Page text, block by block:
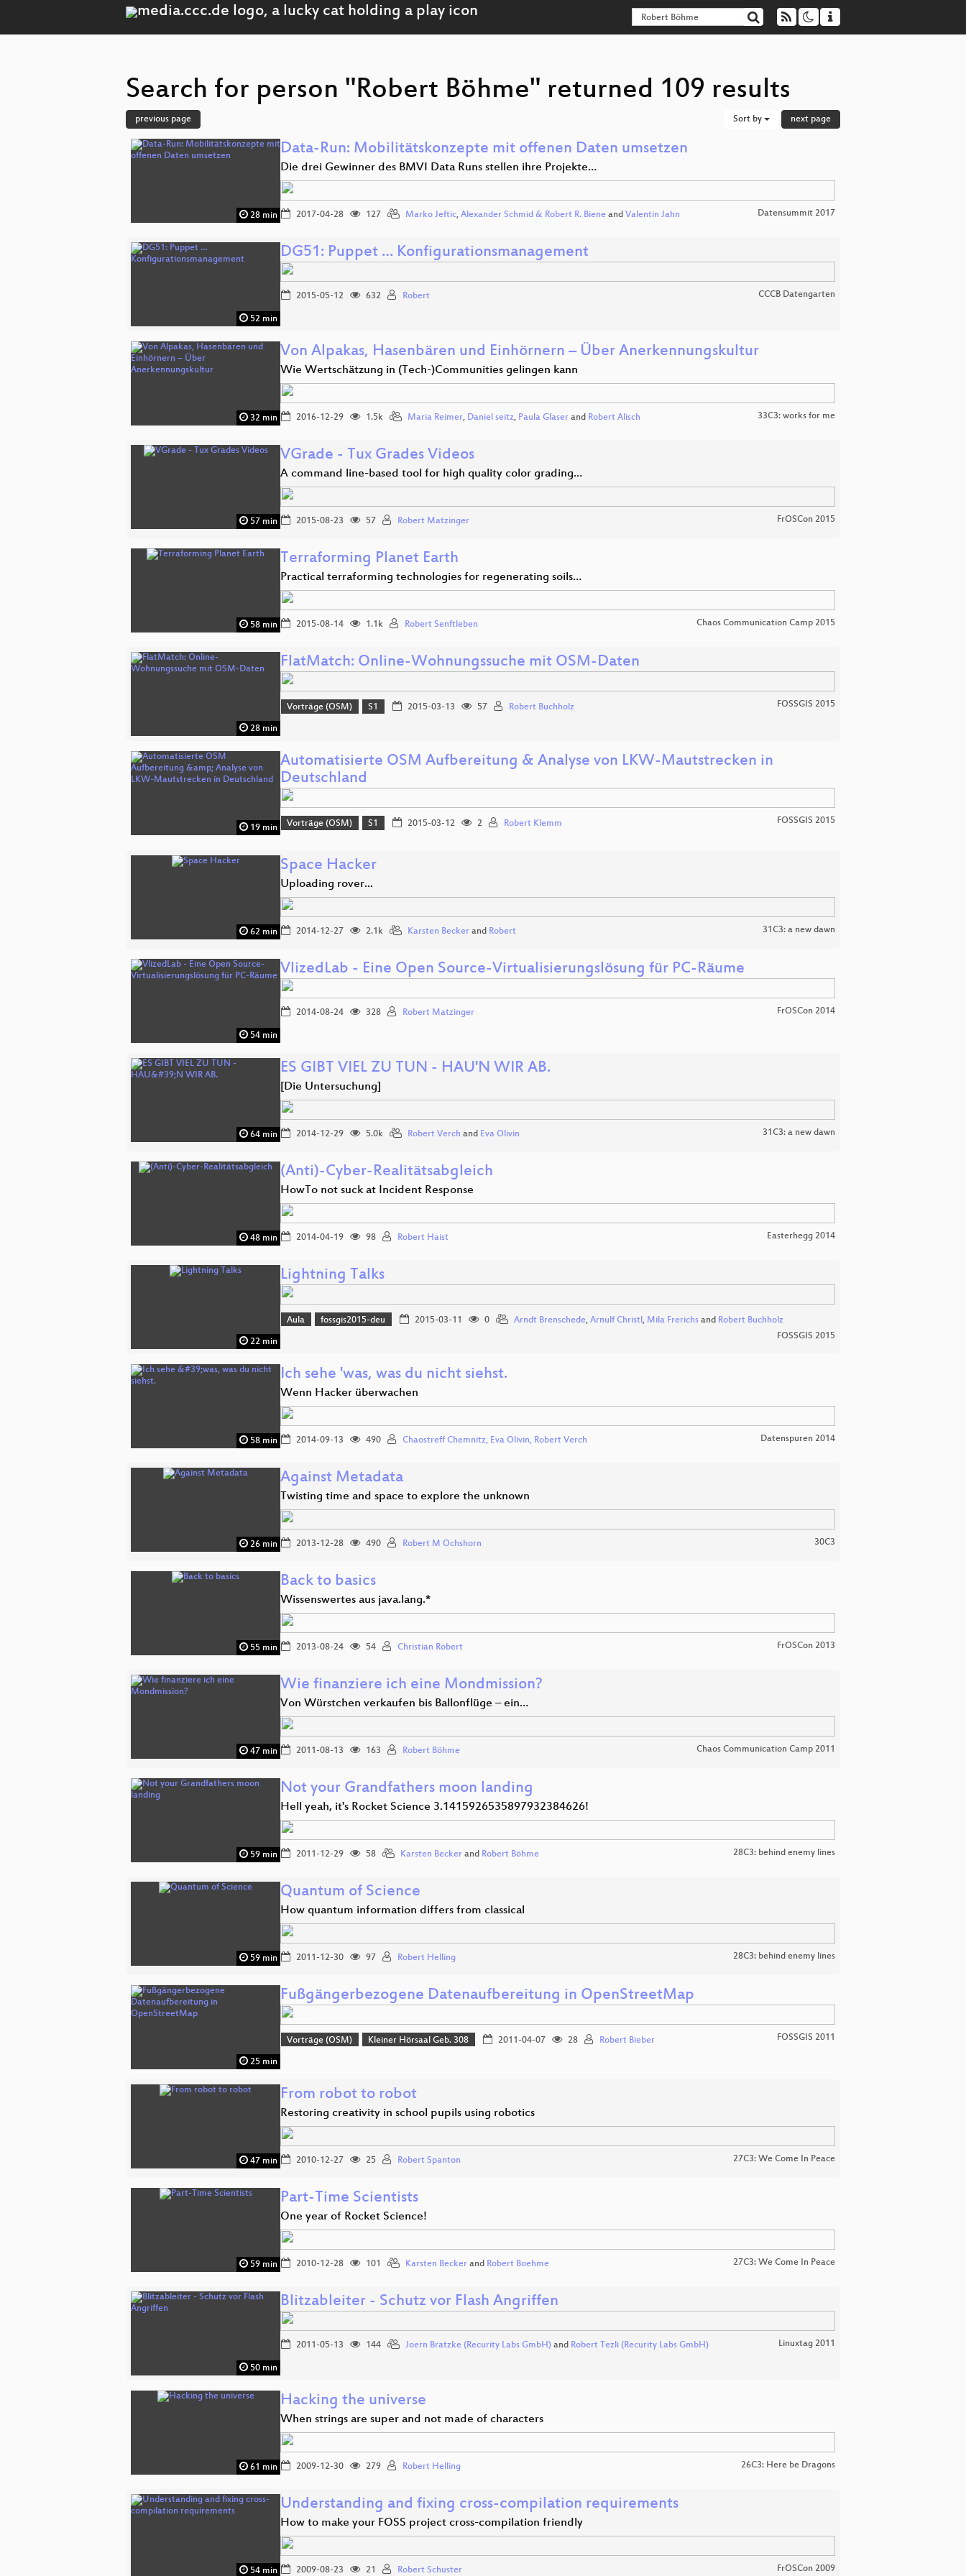
Search for person "Robert Böhme" returned 109 results
previous page Sort by next page
28 min
Data-Run: Mobilitätskonzepte mit offenen Daten umsetzen
Die drei Gewinner des BMVI Data Runs stellen ihre Projekte…
2017-04-28 127 Marko Jeftic, Alexander Schmid & Robert R. Biene and Valentin Jahn Datensummit 2017
52 min
DG51: Puppet … Konfigurationsmanagement
2015-05-12 632 Robert CCCB Datengarten
32 min
Von Alpakas, Hasenbären und Einhörnern – Über Anerkennungskultur
Wie Wertschätzung in (Tech-)Communities gelingen kann
2016-12-29 1.5k Maria Reimer, Daniel seitz, Paula Glaser and Robert Alisch 33C3: works for me
57 min
VGrade - Tux Grades Videos
A command line-based tool for high quality color grading…
2015-08-23 57 Robert Matzinger FrOSCon 2015
58 min
Terraforming Planet Earth
Practical terraforming technologies for regenerating soils…
2015-08-14 1.1k Robert Senftleben Chaos Communication Camp 2015
28 min
FlatMatch: Online-Wohnungssuche mit OSM-Daten
Vorträge (OSM) S1 2015-03-13 57 Robert Buchholz FOSSGIS 2015
19 min
Automatisierte OSM Aufbereitung & Analyse von LKW-Mautstrecken in
Deutschland
Vorträge (OSM) S1 2015-03-12 2 Robert Klemm FOSSGIS 2015
62 min
Space Hacker
Uploading rover...
2014-12-27 2.1k Karsten Becker and Robert 31C3: a new dawn
54 min
VlizedLab - Eine Open Source-Virtualisierungslösung für PC-Räume
2014-08-24 328 Robert Matzinger FrOSCon 2014
64 min
ES GIBT VIEL ZU TUN - HAU'N WIR AB.
[Die Untersuchung]
2014-12-29 5.0k Robert Verch and Eva Olivin 31C3: a new dawn
48 min
(Anti)-Cyber-Realitätsabgleich
HowTo not suck at Incident Response
2014-04-19 98 Robert Haist Easterhegg 2014
22 min
Lightning Talks
Aula fossgis2015-deu 2015-03-11 0 Arndt Brenschede, Arnulf Christl , Mila Frerichsand Robert Buchholz
FOSSGIS 2015
58 min
Ich sehe 'was, was du nicht siehst.
Wenn Hacker überwachen
2014-09-13 490 Chaostreff Chemnitz, Eva Olivin, Robert Verch Datenspuren 2014
26 min
Against Metadata
Twisting time and space to explore the unknown
2013-12-28 490 Robert M Ochshorn 30C3
55 min
Back to basics
Wissenswertes aus java.lang.*
2013-08-24 54 Christian Robert FrOSCon 2013
47 min
Wie finanziere ich eine Mondmission?
Von Würstchen verkaufen bis Ballonflüge – ein…
2011-08-13 163 Robert Böhme Chaos Communication Camp 2011
59 min
Not your Grandfathers moon landing
Hell yeah, it's Rocket Science 3.1415926535897932384626!
2011-12-29 58 Karsten Becker and Robert Böhme 28C3: behind enemy lines
59 min
Quantum of Science
How quantum information differs from classical
2011-12-30 97 Robert Helling 28C3: behind enemy lines
25 min
Fußgängerbezogene Datenaufbereitung in OpenStreetMap
Vorträge (OSM) Kleiner Hörsaal Geb. 308 2011-04-07 28 Robert Bieber FOSSGIS 2011
47 min
From robot to robot
Restoring creativity in school pupils using robotics
2010-12-27 25 Robert Spanton 27C3: We Come In Peace
59 min
Part-Time Scientists
One year of Rocket Science!
2010-12-28 101 Karsten Becker and Robert Boehme 27C3: We Come In Peace
50 min
Blitzableiter - Schutz vor Flash Angriffen
2011-05-13 144 Joern Bratzke (Recurity Labs GmbH) and Robert Tezli (Recurity Labs GmbH) Linuxtag 2011
61 min
Hacking the universe
When strings are super and not made of characters
2009-12-30 279 Robert Helling 26C3: Here be Dragons
54 min
Understanding and fixing cross-compilation requirements
How to make your FOSS project cross-compilation friendly
2009-08-23 21 Robert Schuster FrOSCon 2009